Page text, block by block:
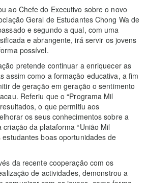
ao Chefe do Executivo sobre o novo
Geral de Estudantes Chong Wa de
e segundo a qual, com uma
e abrangente, irá servir os jovens
possível.
pretende continuar a enriquecer as
assim como a formação educativa, a fim
de geração em geração o sentimento
Referiu que o “Programa Mil
o que permitiu aos
os seus conhecimentos sobre a
da plataforma “União Mil
estudantes boas oportunidades de
da recente cooperação com os
de actividades, demonstrou a